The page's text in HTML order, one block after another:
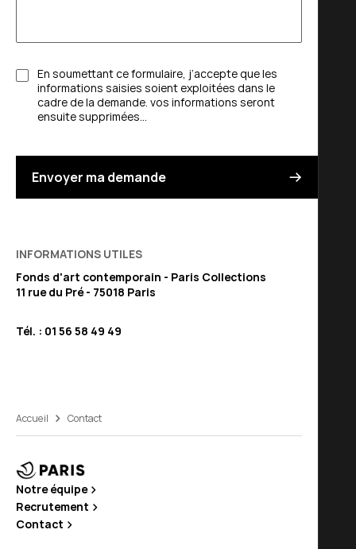
INFORMATIONS UTILES
Fonds d'art contemporain - Paris Collections
11 rue du Pré - 75018 Paris
Tél. : 01 56 58 49 49
En soumettant ce formulaire, j’accepte que les
informations saisies soient exploitées dans le
cadre de la demande. vos informations seront
ensuite supprimées…
Envoyer ma demande
Accueil Contact
Notre équipe
Recrutement
Contact